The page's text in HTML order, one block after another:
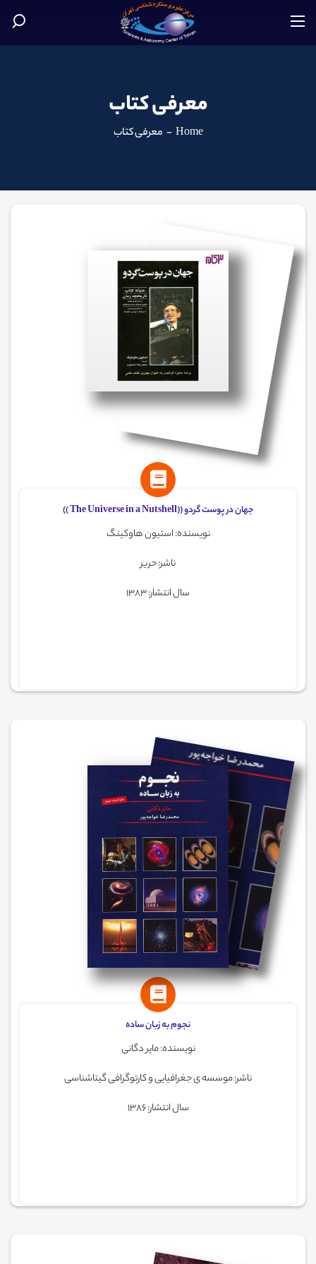
معرفی کتاب
Home
- معرفی کتاب
جهان در پوست گردو ((The Universe in a Nutshell ))
نویسنده: استیون هاوکینگ
ناشر: حریر
سال انتشار: 1383
نجوم به زبان ساده
نویسنده: مایر دگانی
ناشر: موسسه ی جغرافیایی و کارتوگرافی گیتاشناسی
سال انتشار: 1386